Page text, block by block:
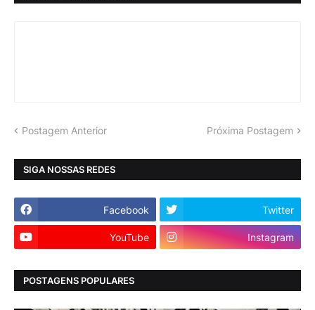
Postagem Anterior Próxima Postagem
SIGA NOSSAS REDES
Facebook Twitter
YouTube Instagram
POSTAGENS POPULARES